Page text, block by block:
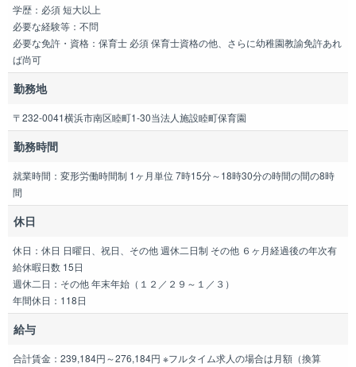
学歴：必須 短大以上
必要な経験等：不問
必要な免許・資格：保育士 必須 保育士資格の他、さらに幼稚園教諭免許あれ
ば尚可
勤務地
〒232-0041横浜市南区睦町1-30当法人施設睦町保育園
勤務時間
就業時間：変形労働時間制 1ヶ月単位 7時15分～18時30分の時間の間の8時
間
休日
休日：休日 日曜日、祝日、その他 週休二日制 その他 ６ヶ月経過後の年次有
給休暇日数 15日
週休二日：その他 年末年始（１２／２９～１／３）
年間休日：118日
給与
合計賃金：239,184円～276,184円 ※フルタイム求人の場合は月額（換算